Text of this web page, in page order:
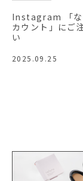
Instagram 「な
カウント」にご
い
2025.09.25